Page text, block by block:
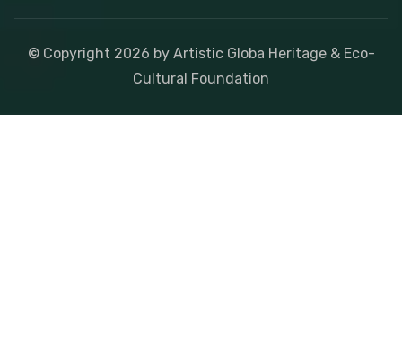
© Copyright 2026 by Artistic Globa Heritage & Eco-
Cultural Foundation